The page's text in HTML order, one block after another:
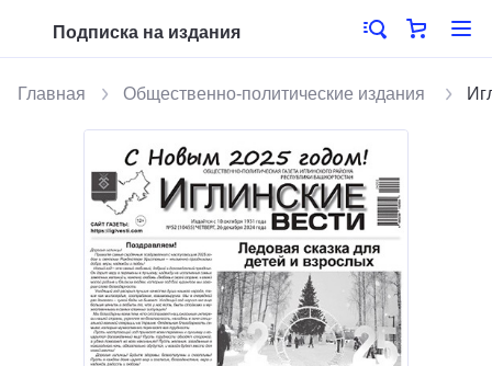
Подписка на издания
Главная Общественно-политические издания